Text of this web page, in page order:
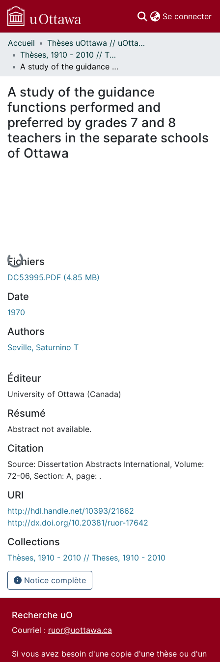
Se connecter
Communautés
et collections
Parcourir
À propos
Accueil
Thèses uOttawa // uOttawa Theses
Thèses, 1910 - 2010 // Theses, 1910 - 2010
A study of the guidance functions performed and preferred by grades 7 and 8 teachers in the separate schools of Ottawa
A study of the guidance
functions performed and
preferred by grades 7 and 8
teachers in the separate schools
of Ottawa
Fichiers
DC53995.PDF (4.85 MB)
Date
1970
Authors
Seville, Saturnino T
Éditeur
University of Ottawa (Canada)
Résumé
Abstract not available.
Citation
Source: Dissertation Abstracts International, Volume:
72-06, Section: A, page: .
URI
http://hdl.handle.net/10393/21662
http://dx.doi.org/10.20381/ruor-17642
Collections
Thèses, 1910 - 2010 // Theses, 1910 - 2010
Notice complète
Recherche uO
Courriel : ruor@uottawa.ca
Si vous avez besoin d'une copie d'une thèse ou d'un